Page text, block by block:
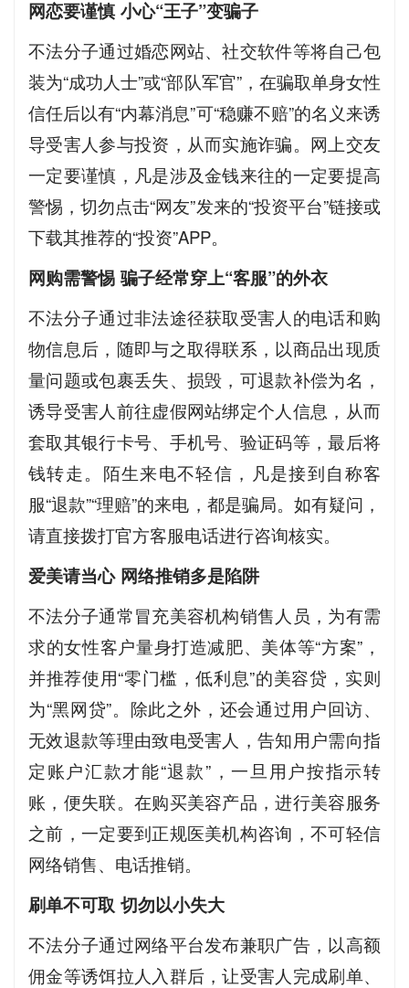
网恋要谨慎 小心“王子”变骗子
不法分子通过婚恋网站、社交软件等将自己包
装为“成功人士”或“部队军官”，在骗取单身女性
信任后以有“内幕消息”可“稳赚不赔”的名义来诱
导受害人参与投资，从而实施诈骗。网上交友
一定要谨慎，凡是涉及金钱来往的一定要提高
警惕，切勿点击“网友”发来的“投资平台”链接或
下载其推荐的“投资”APP。
网购需警惕 骗子经常穿上“客服”的外衣
不法分子通过非法途径获取受害人的电话和购
物信息后，随即与之取得联系，以商品出现质
量问题或包裹丢失、损毁，可退款补偿为名，
诱导受害人前往虚假网站绑定个人信息，从而
套取其银行卡号、手机号、验证码等，最后将
钱转走。陌生来电不轻信，凡是接到自称客
服“退款”“理赔”的来电，都是骗局。如有疑问，
请直接拨打官方客服电话进行咨询核实。
爱美请当心 网络推销多是陷阱
不法分子通常冒充美容机构销售人员，为有需
求的女性客户量身打造减肥、美体等“方案”，
并推荐使用“零门槛，低利息”的美容贷，实则
为“黑网贷”。除此之外，还会通过用户回访、
无效退款等理由致电受害人，告知用户需向指
定账户汇款才能“退款”，一旦用户按指示转
账，便失联。在购买美容产品，进行美容服务
之前，一定要到正规医美机构咨询，不可轻信
网络销售、电话推销。
刷单不可取 切勿以小失大
不法分子通过网络平台发布兼职广告，以高额
佣金等诱饵拉人入群后，让受害人完成刷单、